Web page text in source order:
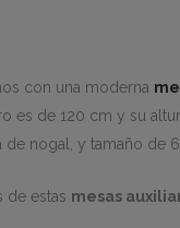
con una moderna
es de 120 cm y su
de nogal, y tamaño de
de estas mesas